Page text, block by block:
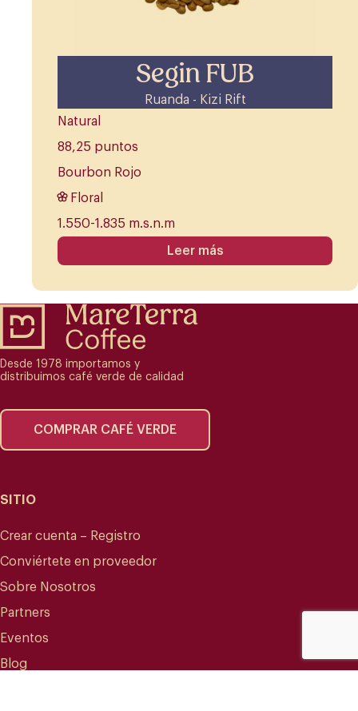
Segin FUB
Ruanda - Kizi Rift
Natural
88,25 puntos
Bourbon Rojo
Floral
1.550-1.835 m.s.n.m
Leer más
Desde 1978 importamos y
distribuimos café verde de calidad
COMPRAR CAFÉ VERDE
SITIO
Crear cuenta – Registro
Conviértete en proveedor
Sobre Nosotros
Partners
Eventos
Blog